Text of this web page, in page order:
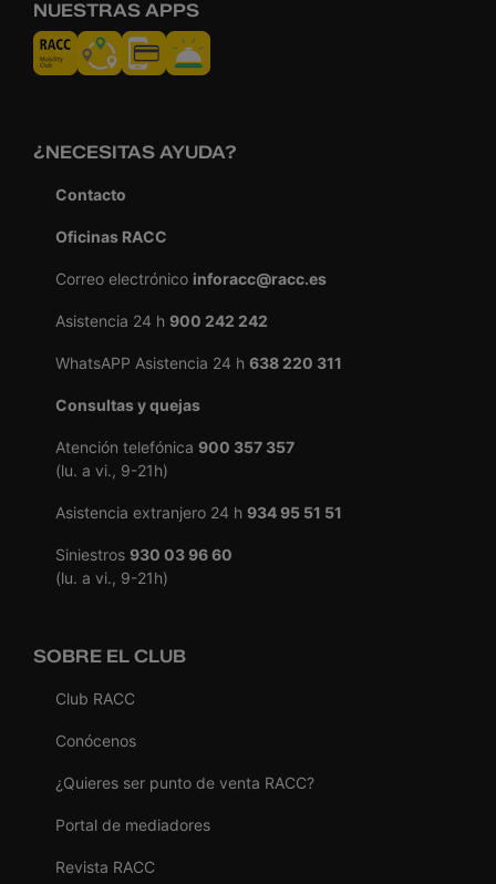
NUESTRAS APPS
¿NECESITAS AYUDA?
Contacto
Oficinas RACC
Correo electrónico inforacc@racc.es
Asistencia 24 h 900 242 242
WhatsAPP Asistencia 24 h 638 220 311
Consultas y quejas
Atención telefónica 900 357 357
(lu. a vi., 9-21h)
Asistencia extranjero 24 h 934 95 51 51
Siniestros 930 03 96 60
(lu. a vi., 9-21h)
SOBRE EL CLUB
Club RACC
Conócenos
¿Quieres ser punto de venta RACC?
Portal de mediadores
Revista RACC